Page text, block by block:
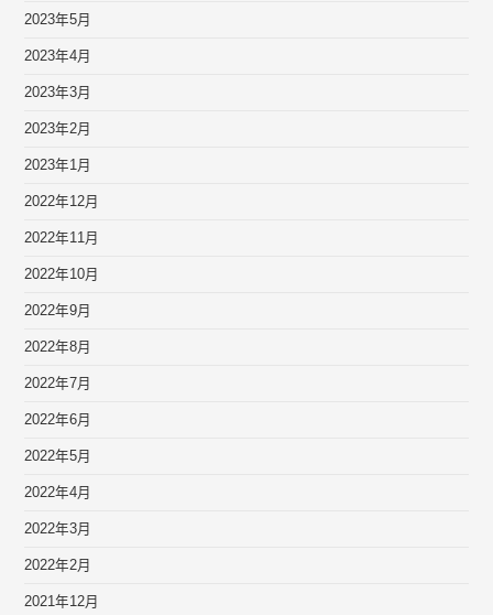
2023年5月
2023年4月
2023年3月
2023年2月
2023年1月
2022年12月
2022年11月
2022年10月
2022年9月
2022年8月
2022年7月
2022年6月
2022年5月
2022年4月
2022年3月
2022年2月
2021年12月